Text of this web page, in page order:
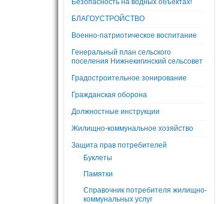
Безопасность на водных объектах!
БЛАГОУСТРОЙСТВО
Военно-патриотическое воспитание
Генеральный план сельского
поселения Нижнекигинский сельсовет
Градостроительное зонирование
Гражданская оборона
Должностные инструкции
Жилищно-коммунальное хозяйство
Защита прав потребителей
Буклеты
Памятки
Справочник потребителя жилищно-
коммунальных услуг